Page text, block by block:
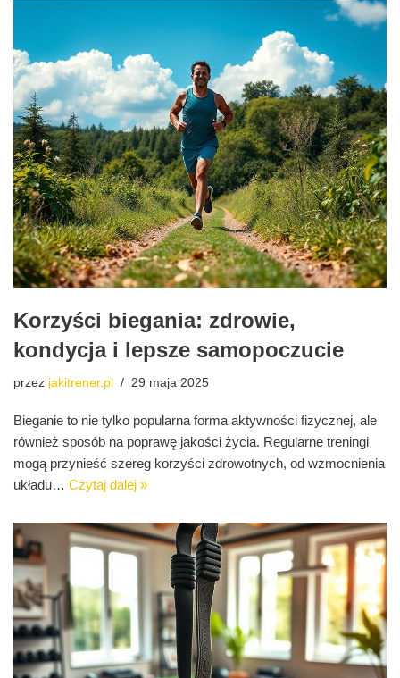
Korzyści biegania: zdrowie,
kondycja i lepsze samopoczucie
przez jakitrener.pl 29 maja 2025
Bieganie to nie tylko popularna forma aktywności fizycznej, ale
również sposób na poprawę jakości życia. Regularne treningi
mogą przynieść szereg korzyści zdrowotnych, od wzmocnienia
układu… Czytaj dalej »